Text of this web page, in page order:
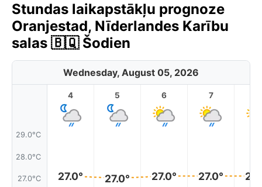
Stundas laikapstākļu prognoze
Oranjestad, Nīderlandes Karību
salas 🇧🇶 Šodien
Wednesday, August 05, 2026
29.0°C
28.0°C
27.0°C
4
27.0°
5
27.0°
6
27.0°
7
27.0°